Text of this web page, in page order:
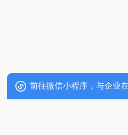
前往微信小程序，与企业在